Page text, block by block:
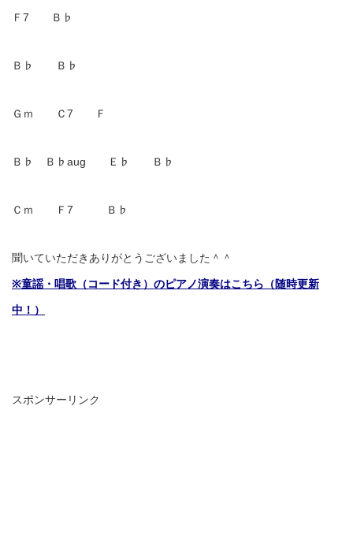
Ｆ7 Ｂ♭
Ｂ♭ Ｂ♭
Ｇｍ Ｃ7 Ｆ
Ｂ♭ Ｂ♭aug Ｅ♭ Ｂ♭
Ｃｍ Ｆ7 Ｂ♭
聞いていただきありがとうございました＾＾
※童謡・唱歌（コード付き）のピアノ演奏はこちら（随時更新
中！）
スポンサーリンク